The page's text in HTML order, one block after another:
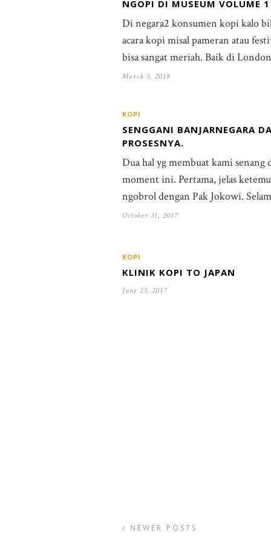
NGOPI DI MUSEUM VOLUME 1
Di negara2 konsumen kopi kalo
acara kopi misal pameran atau
bisa sangat meriah. Baik di
March 5, 2018
KOPI
SENGGANI BANJARNEGARA
PROSESNYA.
Dua hal yg membuat kami senang
moment ini. Pertama, jelas
ngobrol dengan Pak Jokowi.
October 31, 2017
KOPI
KLINIK KOPI TO JAPAN
June 23, 2017
NEWER POSTS